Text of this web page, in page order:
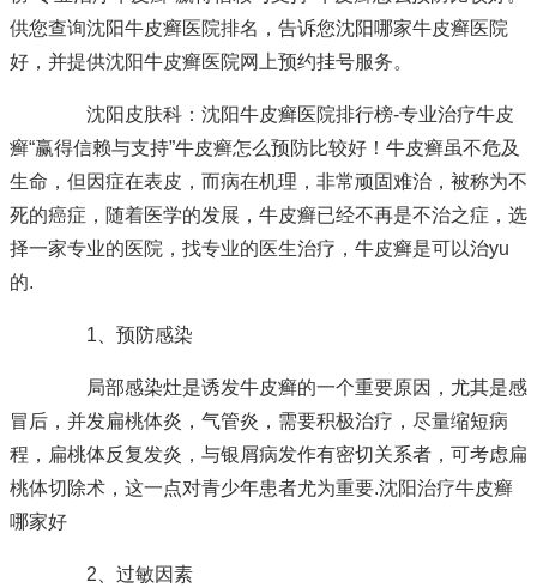
供您查询沈阳牛皮癣医院排名，告诉您沈阳哪家牛皮癣医院
好，并提供沈阳牛皮癣医院网上预约挂号服务。
沈阳皮肤科：沈阳牛皮癣医院排行榜-专业治疗牛皮
癣“赢得信赖与支持”牛皮癣怎么预防比较好！牛皮癣虽不危及
生命，但因症在表皮，而病在机理，非常顽固难治，被称为不
死的癌症，随着医学的发展，牛皮癣已经不再是不治之症，选
择一家专业的医院，找专业的医生治疗，牛皮癣是可以治yu
的.
1、预防感染
局部感染灶是诱发牛皮癣的一个重要原因，尤其是感
冒后，并发扁桃体炎，气管炎，需要积极治疗，尽量缩短病
程，扁桃体反复发炎，与银屑病发作有密切关系者，可考虑扁
桃体切除术，这一点对青少年患者尤为重要.沈阳治疗牛皮癣
哪家好
2、过敏因素